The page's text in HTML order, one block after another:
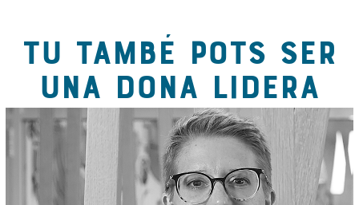
TU TAMBÉ POTS SER
UNA DONA LIDERA